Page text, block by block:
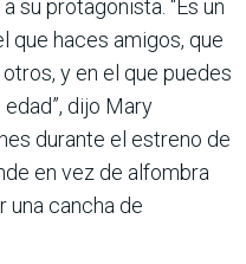
su protagonista. “Es un
que haces amigos, que
y en el que puedes
dijo Mary
durante el estreno de
en vez de alfombra
una cancha de